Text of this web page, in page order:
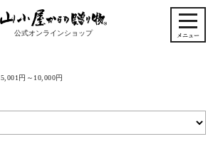
公式オンラインショップ
5,001円～10,000円